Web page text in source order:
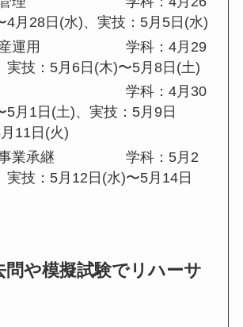
4月28日(水)、実技：5月5日(水)
産運用 学科：4月29
実技：5月6日(木)〜5月8日(土)
産 学科：4月30
5月1日(土)、実技：5月9日
11日(火)
事業承継 学科：5月2
実技：5月12日(水)〜5月14日
問や模擬試験でリハーサ